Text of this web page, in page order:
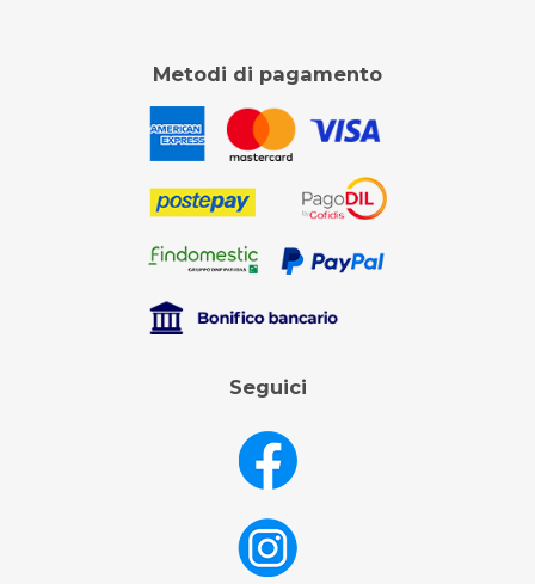
Metodi di pagamento
Seguici